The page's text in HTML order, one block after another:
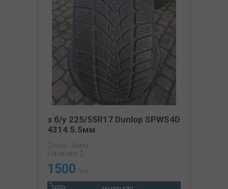
з б/у 225/55R17 Dunlop SPWS4D
4314 5.5мм
Сезон: Зима
Наличие: 2
1500 грн